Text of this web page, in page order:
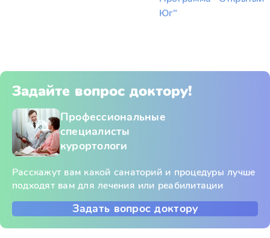
Юг"
Задайте вопрос доктору!
Профессиональные
специалисты
курортологи
Расскажут вам какой санаторий и процедуры лучше
подходят вам для лечения или реабилитации
Задать вопрос доктору